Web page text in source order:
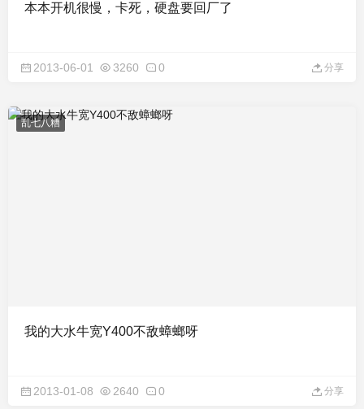
本本开机很慢，卡死，硬盘要回厂了
2013-06-01 3260 0 分享
乱七八糟
我的大水牛宽Y400不敌蟑螂呀
2013-01-08 2640 0 分享